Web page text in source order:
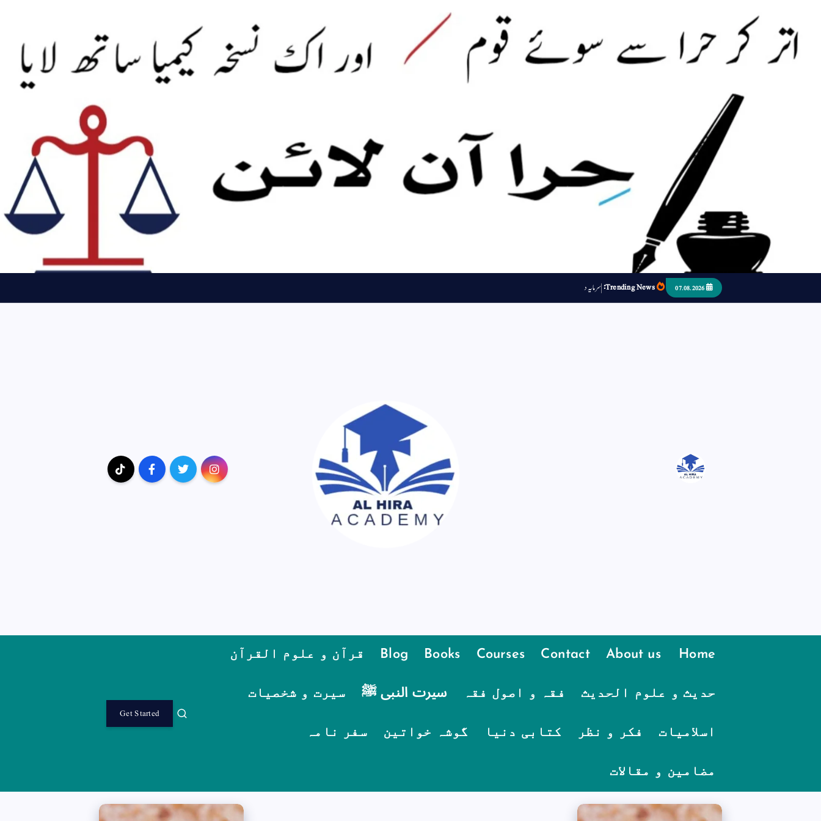
Trending News: سمیدا
اتر کر حرا سے سوئے قوم آیا - اور اک نسخہ کیمیا ساتھ لایا
Home
About us
Contact
Courses
Books
Blog قرآن و علوم القرآن
حدیث و علوم الحدیث فقہ و اصول فقہ سیرت النبی ﷺ سیرت و شخصیات
اسلامیات فکر و نظر کتابی دنیا گوشہ خواتین سفر نامہ
مضامین و مقالات
Get Started